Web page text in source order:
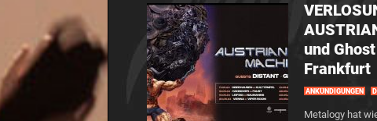
und
Frankfurt
ANKÜNDIGUNGEN
Metalogy hat